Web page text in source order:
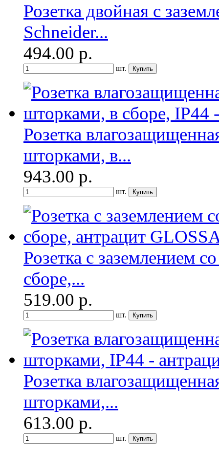
Розетка двойная с
Schneider...
494.00 р.
шт.
Розетка
шторками, в...
943.00 р.
шт.
Розетка с заземлением
сборе,...
519.00 р.
шт.
Розетка
шторками,...
613.00 р.
шт.